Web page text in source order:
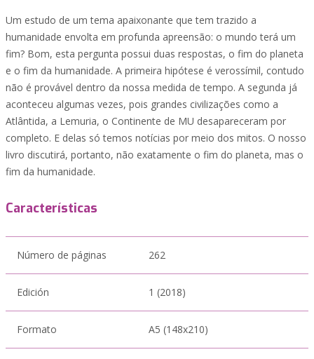
Um estudo de um tema apaixonante que tem trazido a
humanidade envolta em profunda apreensão: o mundo terá um
fim? Bom, esta pergunta possui duas respostas, o fim do planeta
e o fim da humanidade. A primeira hipótese é verossímil, contudo
não é provável dentro da nossa medida de tempo. A segunda já
aconteceu algumas vezes, pois grandes civilizações como a
Atlântida, a Lemuria, o Continente de MU desapareceram por
completo. E delas só temos notícias por meio dos mitos. O nosso
livro discutirá, portanto, não exatamente o fim do planeta, mas o
fim da humanidade.
Características
Número de páginas 262
Edición 1 (2018)
Formato A5 (148x210)